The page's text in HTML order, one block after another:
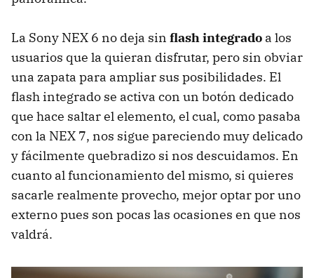
La Sony NEX 6 no deja sin flash integrado a los
usuarios que la quieran disfrutar, pero sin obviar
una zapata para ampliar sus posibilidades. El
flash integrado se activa con un botón dedicado
que hace saltar el elemento, el cual, como pasaba
con la NEX 7, nos sigue pareciendo muy delicado
y fácilmente quebradizo si nos descuidamos. En
cuanto al funcionamiento del mismo, si quieres
sacarle realmente provecho, mejor optar por uno
externo pues son pocas las ocasiones en que nos
valdrá.